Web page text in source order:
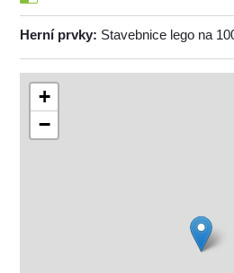
Herní prvky: Stavebnice lego na
+
−